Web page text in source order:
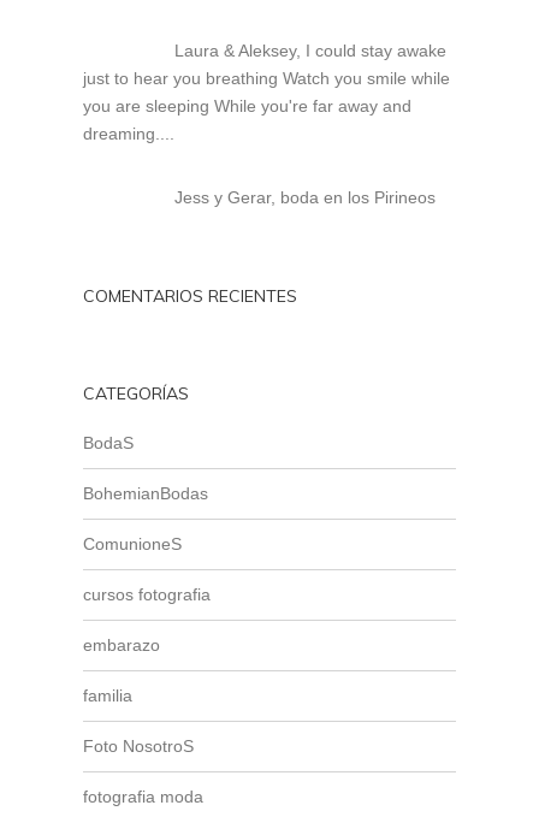
Laura & Aleksey, I could stay awake
just to hear you breathing Watch you smile while
you are sleeping While you're far away and
dreaming....
Jess y Gerar, boda en los Pirineos
COMENTARIOS RECIENTES
CATEGORÍAS
BodaS
BohemianBodas
ComunioneS
cursos fotografia
embarazo
familia
Foto NosotroS
fotografia moda